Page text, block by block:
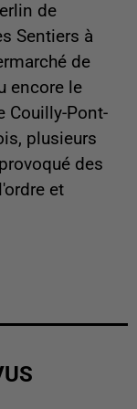
de
Sentiers à
de
encore le
Couilly-Pont-
plusieurs
des
et